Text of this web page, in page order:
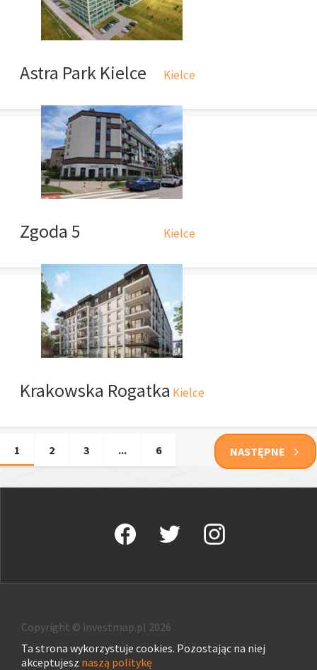
Astra Park Kielce Kielce
Zgoda 5 Kielce
Krakowska Rogatka Kielce
1 2 3 ... 6 NASTĘPNE
Copyright © investmap.pl 2026
Ta strona wykorzystuje cookies. Pozostając na niej
akceptujesz naszą politykę